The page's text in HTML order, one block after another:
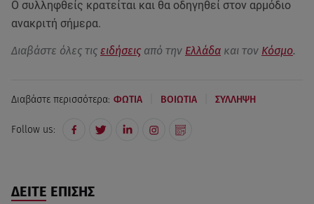
Ο συλληφθείς κρατείται και θα οδηγηθεί στον αρμόδιο
ανακριτή σήμερα.
Διαβάστε όλες τις ειδήσεις από την Ελλάδα και τον Κόσμο.
Διαβάστε περισσότερα: ΦΩΤΙΑ ΒΟΙΩΤΙΑ ΣΥΛΛΗΨΗ
Follow us:
ΔΕΙΤΕ ΕΠΙΣΗΣ